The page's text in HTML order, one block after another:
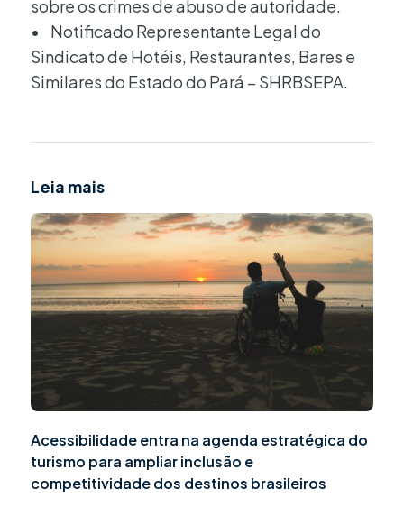
sobre os crimes de abuso de autoridade.
• Notificado Representante Legal do
Sindicato de Hotéis, Restaurantes, Bares e
Similares do Estado do Pará – SHRBSEPA.
Leia mais
Acessibilidade entra na agenda estratégica do
turismo para ampliar inclusão e
competitividade dos destinos brasileiros